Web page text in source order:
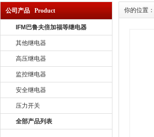
公司产品 Product
IFM巴鲁夫倍加福等继电器
其他继电器
高压继电器
监控继电器
安全继电器
压力开关
全部产品列表
你的位置：